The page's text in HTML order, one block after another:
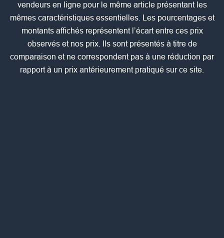
vendeurs en ligne pour le même article présentant les
mêmes caractéristiques essentielles. Les pourcentages et
montants affichés représentent l’écart entre ces prix
observés et nos prix. Ils sont présentés à titre de
comparaison et ne correspondent pas à une réduction par
rapport à un prix antérieurement pratiqué sur ce site.